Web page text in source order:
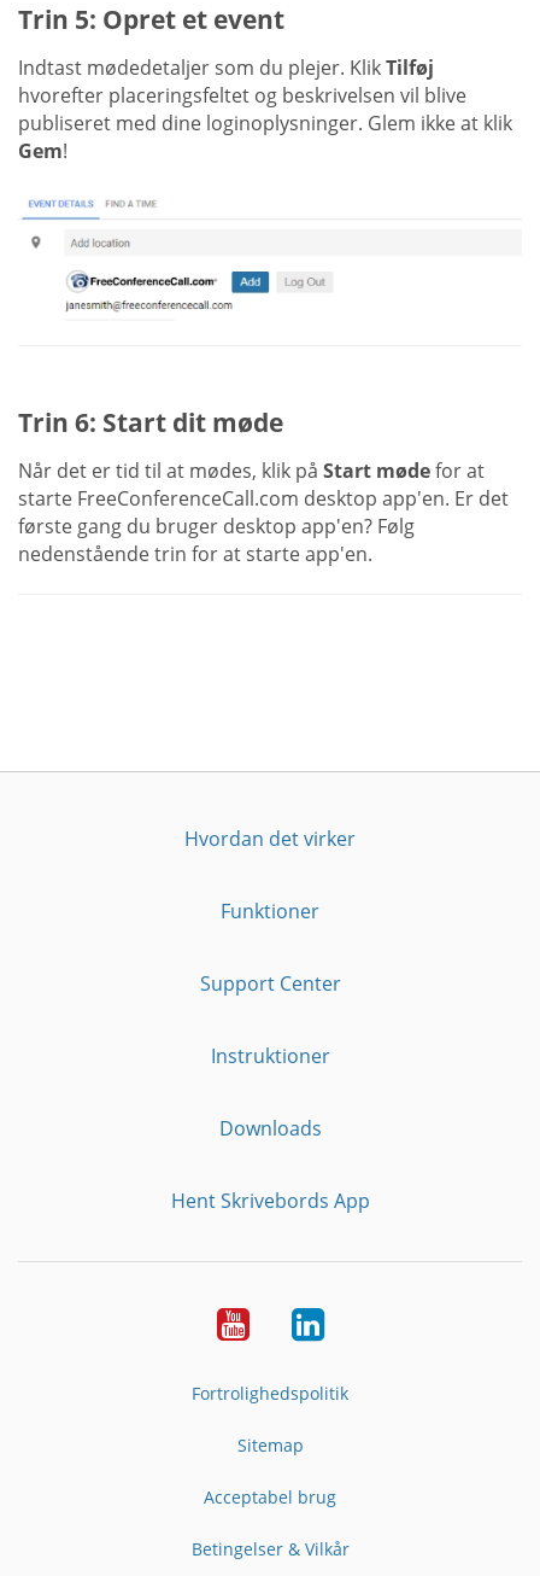
Trin 5: Opret et event
Indtast mødedetaljer som du plejer. KlikTilføj
hvorefter placeringsfeltet og beskrivelsen vil blive
publiseret med dine loginoplysninger. Glem ikke at klik
Gem!
Trin 6: Start dit møde
Når det er tid til at mødes, klik på Start mødefor at
starte FreeConferenceCall.com desktop app'en. Er det
første gang du bruger desktop app'en? Følg
nedenstående trin for at starte app'en.
Hvordan det virker
Funktioner
Support Center
Instruktioner
Downloads
Hent Skrivebords App
YouTubeLinkedIn
Fortrolighedspolitik
Sitemap
Acceptabel brug
Betingelser & Vilkår